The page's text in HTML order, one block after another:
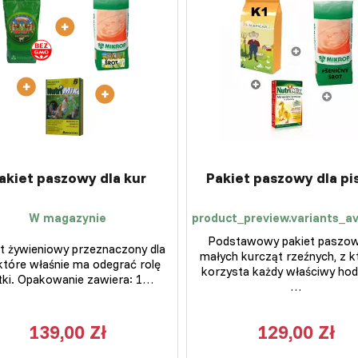
paszowy dla kur
W magazynie
żywieniowy przeznaczony dla
właśnie ma odegrać rolę
Opakowanie zawiera: 1…
139,00 Zł
Pakiet paszowy dla
Podstawowy pakiet
małych kurcząt rzeźnych, z
korzysta każdy właściwy
…
129,00 Zł